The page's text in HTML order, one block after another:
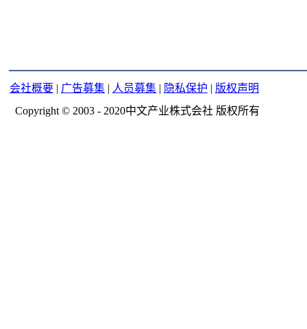
会社概要 | 广告募集 | 人员募集 | 隐私保护 | 版权声明
Copyright © 2003 - 2020中文产业株式会社 版权所有